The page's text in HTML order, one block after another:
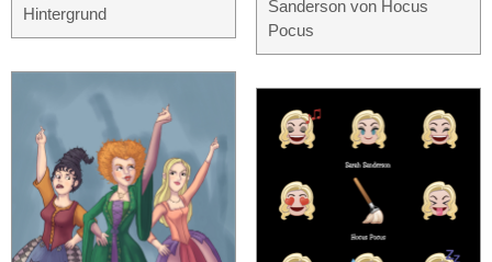
Hintergrund
Sanderson von Hocus
Pocus